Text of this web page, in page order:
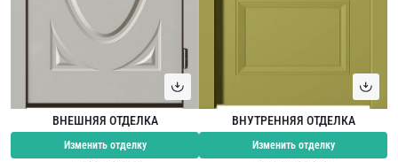
ВНЕШНЯЯ ОТДЕЛКА
Изменить отделку
ВНУТРЕННЯЯ ОТДЕЛКА
Изменить отделку